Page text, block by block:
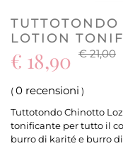
LOTION
€ 21,00
€ 18,90
( 0 recensioni )
Tuttotondo Chinotto
tonificante per tutto il
burro di karité e burro